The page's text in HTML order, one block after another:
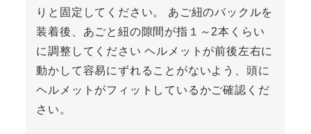
りと固定してください。 あご紐のバックルを
装着後、あごと紐の隙間が指１～2本くらい
に調整してください ヘルメットが前後左右に
動かして容易にずれることがないよう、頭に
ヘルメットがフィットしているかご確認くだ
さい。